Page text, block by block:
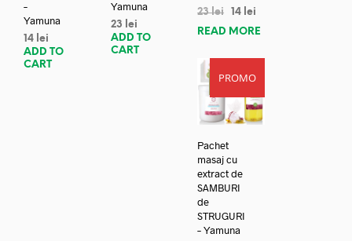
–
Yamuna
14 lei
ADD TO
CART
Yamuna
23
lei
ADD TO
CART
23lei 14 lei
READ MORE
PROMO
REDUC
Pachet
masaj cu
extract de
SAMBURI
de
STRUGURI
– Yamuna